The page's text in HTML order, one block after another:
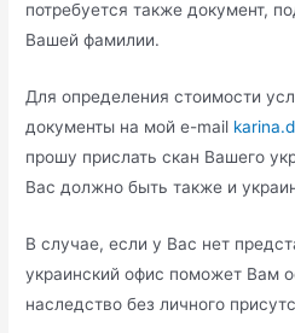
потребуется также документ,
Вашей фамилии.
Для определения стоимости
документы на мой e-mail
прошу прислать скан Вашего
Вас должно быть также и
В случае, если у Вас нет
украинский офис поможет Вам
наследство без личного